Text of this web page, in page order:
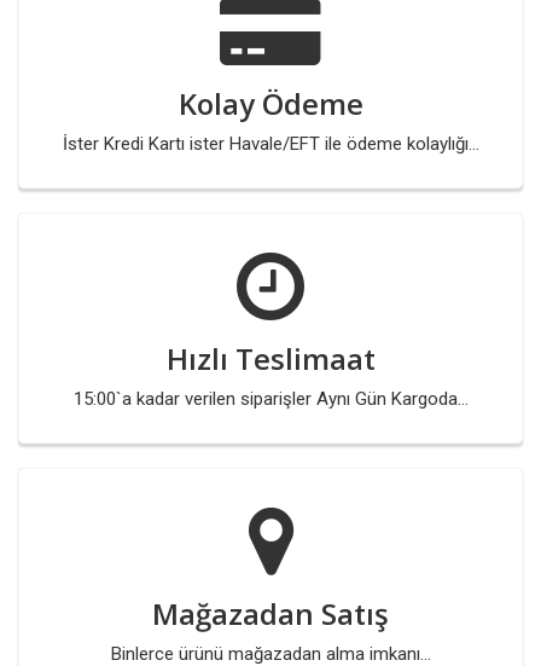
Kolay Ödeme
İster Kredi Kartı ister Havale/EFT ile ödeme kolaylığı...
Hızlı Teslimaat
15:00`a kadar verilen siparişler Aynı Gün Kargoda...
Mağazadan Satış
Binlerce ürünü mağazadan alma imkanı...